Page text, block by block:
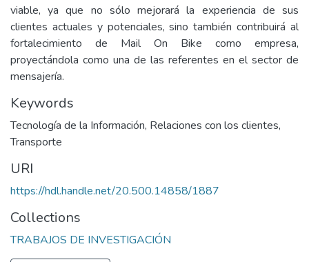
viable, ya que no sólo mejorará la experiencia de sus
clientes actuales y potenciales, sino también contribuirá al
fortalecimiento de Mail On Bike como empresa,
proyectándola como una de las referentes en el sector de
mensajería.
Keywords
Tecnología de la Información, Relaciones con los clientes,
Transporte
URI
https://hdl.handle.net/20.500.14858/1887
Collections
TRABAJOS DE INVESTIGACIÓN